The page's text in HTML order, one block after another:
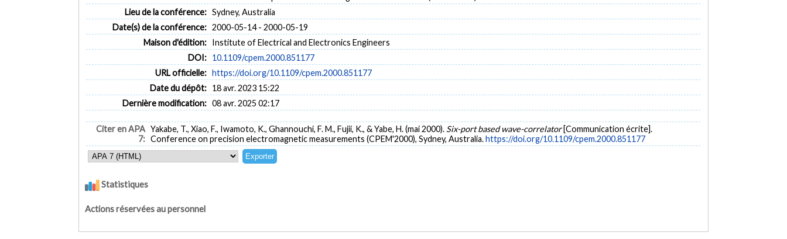
Lieu de la conférence: Sydney, Australia
Date(s) de la conférence: 2000-05-14 - 2000-05-19
Maison d'édition: Institute of Electrical and Electronics Engineers
DOI: 10.1109/cpem.2000.851177
URL officielle: https://doi.org/10.1109/cpem.2000.851177
Date du dépôt: 18 avr. 2023 15:22
Dernière modification: 08 avr. 2025 02:17
Citer en APA
7:
Yakabe, T., Xiao, F., Iwamoto, K., Ghannouchi, F. M., Fujii, K., & Yabe, H. (mai 2000). Six-port based wave-correlator [Communication écrite].
Conference on precision electromagnetic measurements (CPEM'2000), Sydney, Australia.https://doi.org/10.1109/cpem.2000.851177
Statistiques
Actions réservées au personnel